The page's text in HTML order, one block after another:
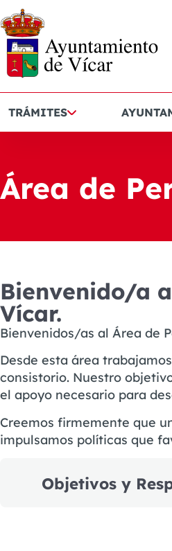
TRÁMITES
Área de
Bienvenido/a
Vícar.
Bienvenidos/as al Área de
Desde esta área
consistorio. Nuestro
el apoyo necesario para
Creemos firmemente que
impulsamos políticas que
Objetivos y